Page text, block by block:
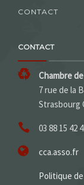
CONTACT
CONTACT
Chambre
7 rue de la
Strasbourg
03 88 15 42
cca.asso.fr
Politique